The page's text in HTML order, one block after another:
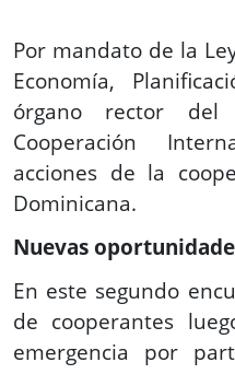
Por mandato de la
Economía,
órgano rector del
Cooperación
acciones de la
Dominicana.
Nuevas
En este segundo
de cooperantes
emergencia por